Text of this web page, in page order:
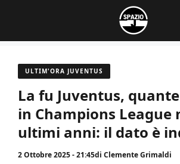
contenuto
ULTIM'ORA JUVENTUS
La fu Juventus,
in Champions League
ultimi anni: il dato è
2 Ottobre 2025 - 21:45di Clemente Grimaldi